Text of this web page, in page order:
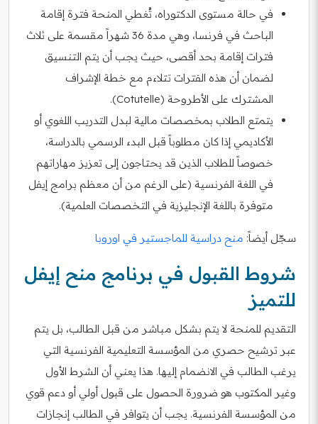
في حالة مستوى الدكتوراه، تُغطي المنحة فترة إقامة
الباحث في فرنسا، وهي مدة 36 شهراً مقسمة على ثلاث
فترات إقامة بحد أقصى، حيث يجب أن يتم التنسيق
لضمان أن هذه الفترات تتلاءم مع خطة الإشراف
المشترك على الأطروحة (Cotutelle).
يتمتع الطلاب بمخصصات مالية لبدل التدريب اللغوي أو
الأكاديمي إذا كان مطلوباً قبل البدء الرسمي بالدراسة،
خصوصاً للطلاب الذين قد يحتاجون إلى تعزيز مهاراتهم
في اللغة الفرنسية (على الرغم من أن معظم برامج إيفل
متوفرة باللغة الإنجليزية في التخصصات العلمية).
سجّل أيضاً: منح دراسية للماجستير في اوروبا
شروط القبول في برنامج منح إيفل
للتميز
التقديم للمنحة لا يتم بشكل مباشر من قبل الطالب، بل يتم
عبر ترشيح حصري من المؤسسة التعليمية الفرنسية التي
يرغب الطالب في الانضمام إليها. هذا يعني أن الشرط الأول
وغير المكتوب هو ضرورة الحصول على قبول أولي أو دعم قوي
من المؤسسة الفرنسية. يجب أن يتوافر في الطالب إنجازات